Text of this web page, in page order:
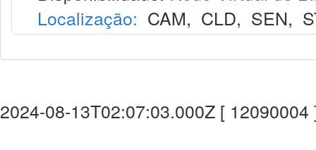
Localização: CAM, CLD, SEN,
2024-08-13T02:07:03.000Z [ 12090004